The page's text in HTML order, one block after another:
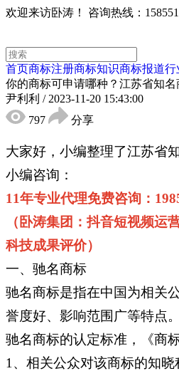
欢迎来访卧涛！ 咨询热线：
首页商标注册商标知识商标报道行
你的商标可申请哪种？江苏省知
尹利利 / 2023-11-20 15:43:00
797
分享
大家好，小编整理了江苏省
小编咨询：
11年专业代理免费咨询：
（卧涛集团：抖音短视频
科技成果评价）
一、驰名商标
驰名商标是指在中国为相关
誉度好、影响范围广等特点。
驰名商标的认定标准，《商
1、相关公众对该商标的知晓